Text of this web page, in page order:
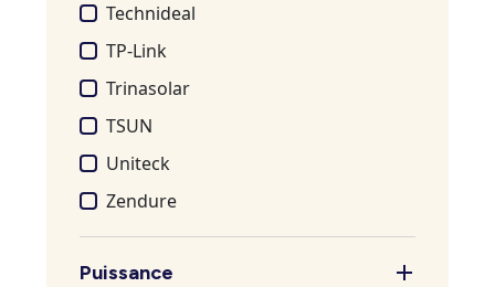
Technideal
TP-Link
Trinasolar
TSUN
Uniteck
Zendure
Puissance